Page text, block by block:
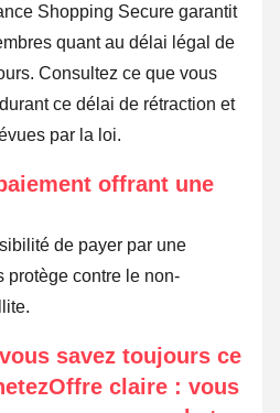
Shopping Secure garantit
quant au délai légal de
Consultez ce que vous
ce délai de rétraction et
par la loi.
offrant une
de payer par une
protège contre le non-
savez toujours ce
claire : vous